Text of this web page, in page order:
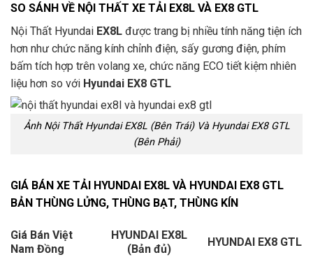
SO SÁNH VỀ NỘI THẤT XE TẢI EX8L VÀ EX8 GTL
Nội Thất Hyundai EX8L được trang bị nhiều tính năng tiện ích
hơn như chức năng kính chỉnh điện, sấy gương điện, phím
bấm tích hợp trên volang xe, chức năng ECO tiết kiệm nhiên
liệu hơn so với Hyundai EX8 GTL
Ảnh Nội Thất Hyundai EX8L (Bên Trái) Và Hyundai EX8 GTL
(Bên Phải)
GIÁ BÁN XE TẢI HYUNDAI EX8L VÀ HYUNDAI EX8 GTL
BẢN THÙNG LỬNG, THÙNG BẠT, THÙNG KÍN
Giá Bán Việt
Nam Đồng
HYUNDAI EX8L
(Bản đủ)
HYUNDAI EX8 GTL